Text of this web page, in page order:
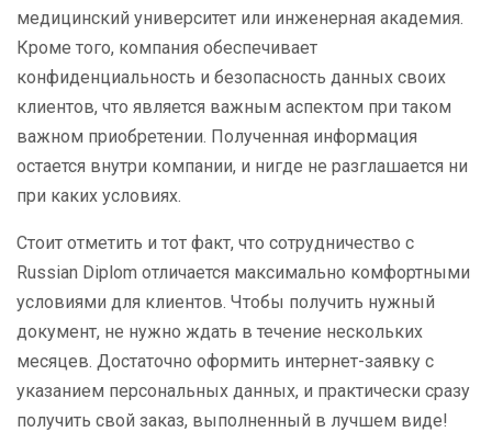
медицинский университет или инженерная академия.
Кроме того, компания обеспечивает
конфиденциальность и безопасность данных своих
клиентов, что является важным аспектом при таком
важном приобретении. Полученная информация
остается внутри компании, и нигде не разглашается ни
при каких условиях.
Стоит отметить и тот факт, что сотрудничество с
Russian Diplom отличается максимально комфортными
условиями для клиентов. Чтобы получить нужный
документ, не нужно ждать в течение нескольких
месяцев. Достаточно оформить интернет-заявку с
указанием персональных данных, и практически сразу
получить свой заказ, выполненный в лучшем виде!